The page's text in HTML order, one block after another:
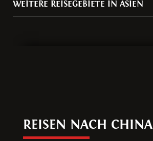
WEITERE REISEGEBIETE IN ASIEN
REISEN NACH CHINA